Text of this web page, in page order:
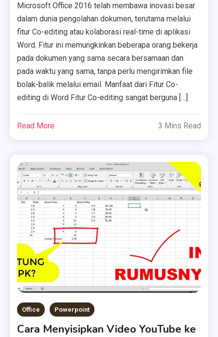
Microsoft Office 2016 telah membawa inovasi besar
dalam dunia pengolahan dokumen, terutama melalui
fitur Co-editing atau kolaborasi real-time di aplikasi
Word. Fitur ini memungkinkan beberapa orang bekerja
pada dokumen yang sama secara bersamaan dan
pada waktu yang sama, tanpa perlu mengirimkan file
bolak-balik melalui email. Manfaat dari Fitur Co-
editing di Word Fitur Co-editing sangat berguna […]
Read More 3 Mins Read
Office Powerpoint
Cara Menyisipkan Video YouTube ke